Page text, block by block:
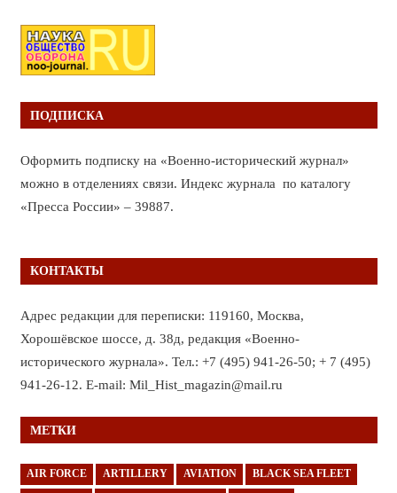
ПОДПИСКА
Оформить подписку на «Военно-исторический журнал»
можно в отделениях связи. Индекс журнала по каталогу
«Пресса России» – 39887.
КОНТАКТЫ
Адрес редакции для переписки: 119160, Москва,
Хорошёвское шоссе, д. 38д, редакция «Военно-
исторического журнала». Тел.: +7 (495) 941-26-50; + 7 (495)
941-26-12. E-mail: Mil_Hist_magazin@mail.ru
МЕТКИ
AIR FORCE ARTILLERY AVIATION BLACK SEA FLEET